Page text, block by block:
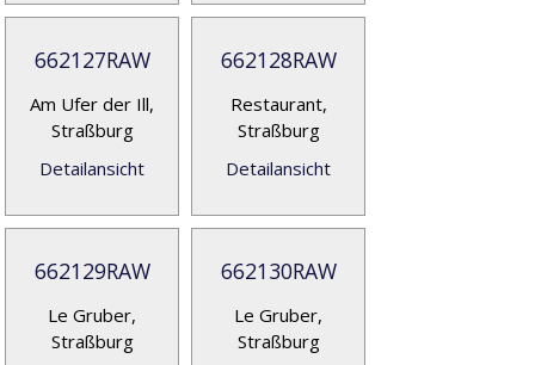
662127RAW
Am Ufer der Ill,
Straßburg
Detailansicht
662128RAW
Restaurant,
Straßburg
Detailansicht
662129RAW
Le Gruber,
Straßburg
662130RAW
Le Gruber,
Straßburg